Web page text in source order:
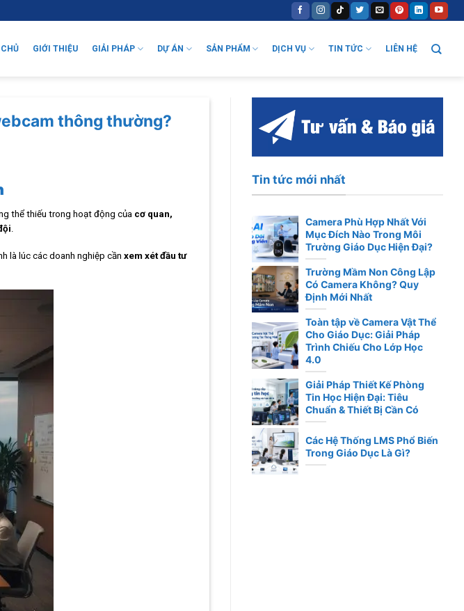
GIỚI THIỆU GIẢI PHÁP DỰ ÁN SẢN PHẨM DỊCH VỤ TIN TỨC LIÊN HỆ
thông thường?
thể thiếu trong hoạt động của cơ quan,
.
là lúc các doanh nghiệp cầnxem xét đầu tư
Tin tức mới nhất
Camera Phù Hợp Nhất Với
Mục Đích Nào Trong Môi
Trường Giáo Dục Hiện Đại?
Trường Mầm Non Công Lập
Có Camera Không? Quy
Định Mới Nhất
Toàn tập về Camera Vật Thể
Cho Giáo Dục: Giải Pháp
Trình Chiếu Cho Lớp Học
4.0
Giải Pháp Thiết Kế Phòng
Tin Học Hiện Đại: Tiêu
Chuẩn & Thiết Bị Cần Có
Các Hệ Thống LMS Phổ Biến
Trong Giáo Dục Là Gì?